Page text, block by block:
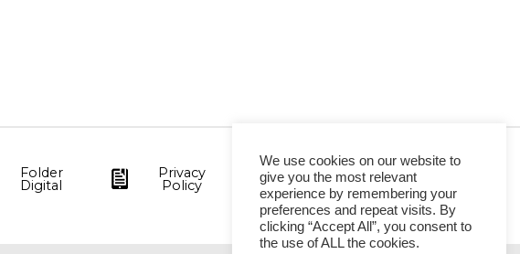
Folder
Digital
Privacy
Policy
We use cookies on our website to
give you the most relevant
experience by remembering your
preferences and repeat visits. By
clicking “Accept All”, you consent to
the use of ALL the cookies.